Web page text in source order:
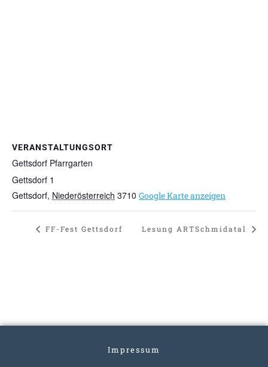
VERANSTALTUNGSORT
Gettsdorf Pfarrgarten
Gettsdorf 1
Gettsdorf, Niederösterreich 3710 Google Karte anzeigen
FF-Fest Gettsdorf Lesung ARTSchmidatal
Impressum